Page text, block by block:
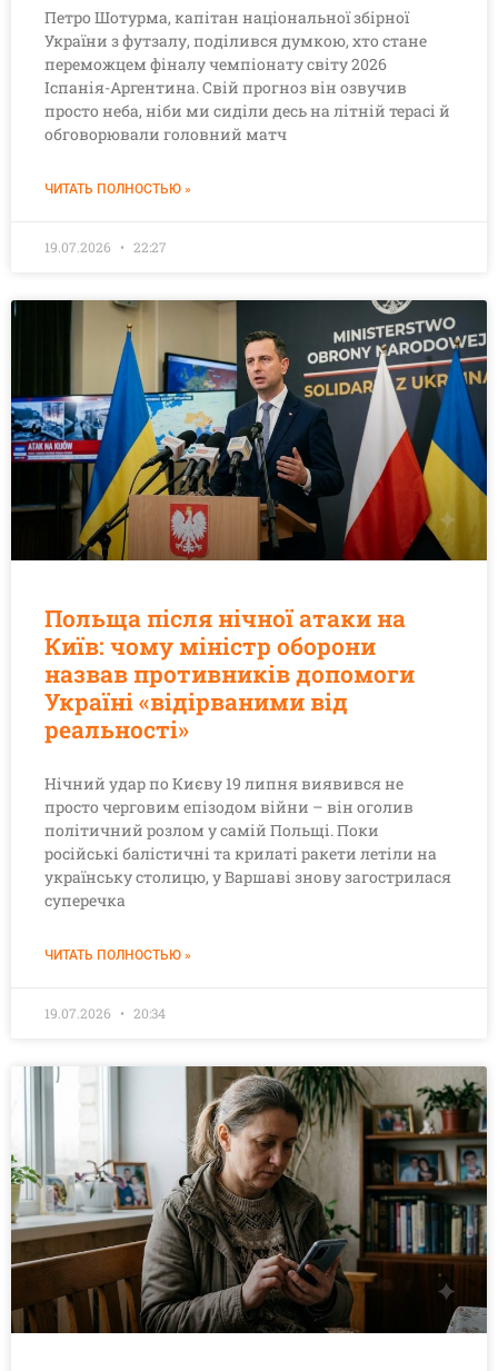
Петро Шотурма, капітан національної збірної
України з футзалу, поділився думкою, хто стане
переможцем фіналу чемпіонату світу 2026
Іспанія-Аргентина. Свій прогноз він озвучив
просто неба, ніби ми сиділи десь на літній терасі й
обговорювали головний матч
ЧИТАТЬ ПОЛНОСТЬЮ »
19.07.2026 22:27
Польща після нічної атаки на
Київ: чому міністр оборони
назвав противників допомоги
Україні «відірваними від
реальності»
Нічний удар по Києву 19 липня виявився не
просто черговим епізодом війни – він оголив
політичний розлом у самій Польщі. Поки
російські балістичні та крилаті ракети летіли на
українську столицю, у Варшаві знову загострилася
суперечка
ЧИТАТЬ ПОЛНОСТЬЮ »
19.07.2026 20:34